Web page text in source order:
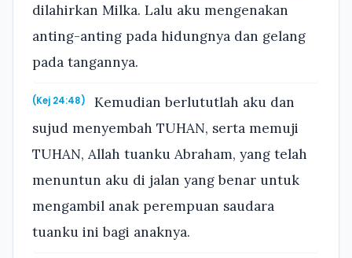
dilahirkan Milka. Lalu aku mengenakan
anting-anting pada hidungnya dan gelang
pada tangannya.
(Kej 24:48)
Kemudian berlututlah aku dan
sujud menyembah TUHAN, serta memuji
TUHAN, Allah tuanku Abraham, yang telah
menuntun aku di jalan yang benar untuk
mengambil anak perempuan saudara
tuanku ini bagi anaknya.